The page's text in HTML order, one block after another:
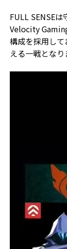
FULL SENSEは
Velocity
構成を採用し
える一戦となり